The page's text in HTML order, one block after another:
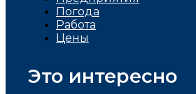
Погода
Работа
Цены
Это интересно